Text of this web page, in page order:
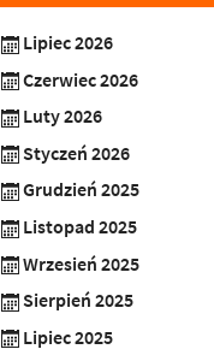
Lipiec 2026
Czerwiec 2026
Luty 2026
Styczeń 2026
Grudzień 2025
Listopad 2025
Wrzesień 2025
Sierpień 2025
Lipiec 2025